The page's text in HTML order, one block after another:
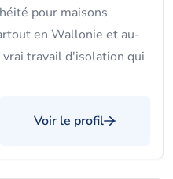
pour maisons
en Wallonie et au-
travail d'isolation qui
Voir le profil